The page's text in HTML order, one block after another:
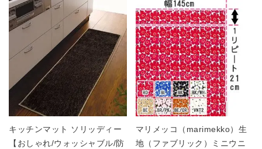
キッチンマット ソリッディー
【おしゃれ/ウォッシャブル/防
マリメッコ（marimekko）生
地（ファブリック）ミニウニ